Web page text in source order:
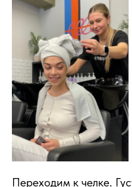
Переходим к челке.